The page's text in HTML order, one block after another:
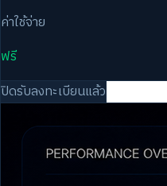
ค่าใช้จ่าย
ฟรี
ปิดรับลงทะเบียนแล้ว